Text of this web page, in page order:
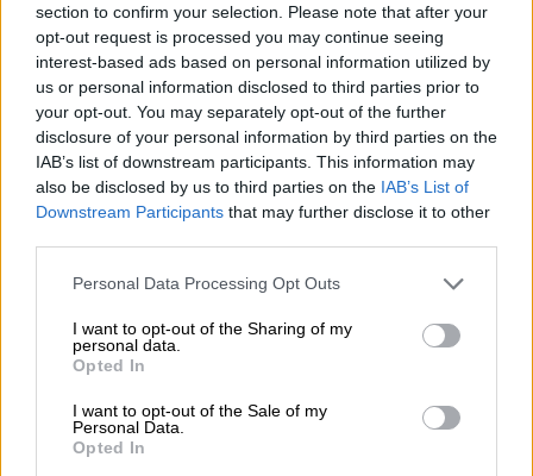
section to confirm your selection. Please note that after your
opt-out request is processed you may continue seeing
interest-based ads based on personal information utilized by
us or personal information disclosed to third parties prior to
your opt-out. You may separately opt-out of the further
disclosure of your personal information by third parties on the
IAB’s list of downstream participants. This information may
also be disclosed by us to third parties on the IAB’s List of
Downstream Participants that may further disclose it to other
Please note that this website/app uses one or more Google
not limited to your visit or usage behaviour. You may click to
grant or deny consent to Google and its third-party tags to
use your data for below specified purposes in below Google
consent section.
Personal Data Processing Opt Outs
I want to opt-out of the Sharing of my
personal data.
Opted In
I want to opt-out of the Sale of my
Personal Data.
Opted In
Ενίσχυση πρόληψης και συντονισμού
Όπως τονίζεται στη σχετική ανακοίνωση,
στόχος είναι ηέγκαιρη προετοιμασίαενόψει
της αντιπυρικής περιόδου και ηουσιαστική
μείωση του κινδύνουεκδήλωσης και
εξάπλωσης πυρκαγιών.
τους πολίτες και τους αρμόδιους φορείς
συμβάλουν ενεργά στην εφαρμογή των
μέτρων, επιδεικνύοντας
υπευθυνότητα και
συνεργασία
ανθρώπινης ζωής, της περιουσίας και του
φυσικού περιβάλλοντος.